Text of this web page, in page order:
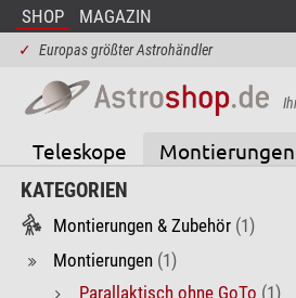
SHOP MAGAZIN
✓ Europas größter Astrohändler
Teleskope Montierungen
KATEGORIEN
Montierungen & Zubehör (1)
Montierungen (1)
Parallaktisch ohne GoTo (1)